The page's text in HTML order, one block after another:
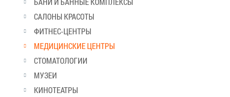
САЛОНЫ КРАСОТЫ
ФИТНЕС-ЦЕНТРЫ
МЕДИЦИНСКИЕ ЦЕНТРЫ
СТОМАТОЛОГИИ
МУЗЕИ
КИНОТЕАТРЫ